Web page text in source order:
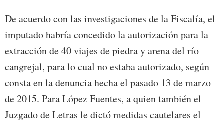
De acuerdo con las investigaciones de la Fiscalía, el
imputado habría concedido la autorización para la
extracción de 40 viajes de piedra y arena del río
cangrejal, para lo cual no estaba autorizado, según
consta en la denuncia hecha el pasado 13 de marzo
de 2015. Para López Fuentes, a quien también el
Juzgado de Letras le dictó medidas cautelares el